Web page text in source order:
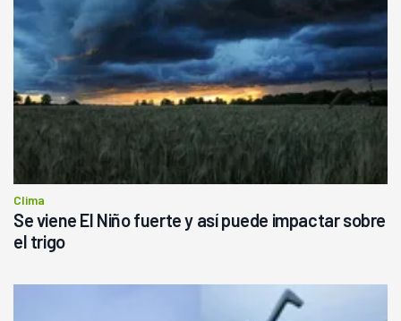
Clima
Se viene El Niño fuerte y así puede impactar sobre
el trigo